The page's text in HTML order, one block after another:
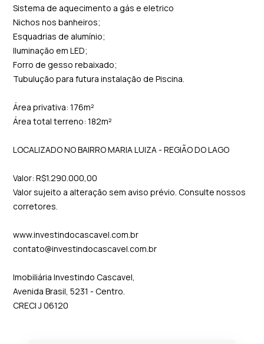
Sistema de aquecimento a gás e eletrico
Nichos nos banheiros;
Esquadrias de alumínio;
Iluminação em LED;
Forro de gesso rebaixado;
Tubulução para futura instalação de Piscina.
Área privativa: 176m²
Área total terreno: 182m²
LOCALIZADO NO BAIRRO MARIA LUIZA - REGIÃO DO LAGO
Valor: R$1.290.000,00
Valor sujeito a alteração sem aviso prévio. Consulte nossos
corretores.
www.investindocascavel.com.br
contato@investindocascavel.com.br
Imobiliária Investindo Cascavel,
Avenida Brasil, 5231 - Centro.
CRECI J 06120